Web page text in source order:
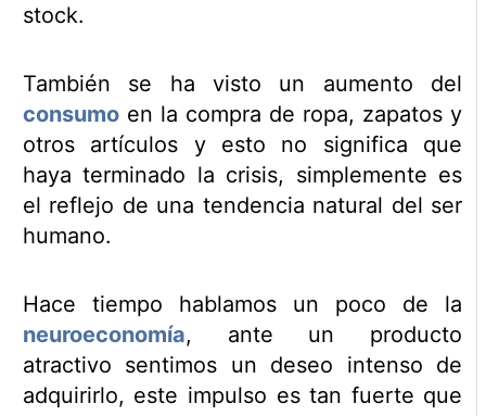
stock.
También se ha visto un aumento del
consumoen la compra de ropa, zapatos y
otros artículos y esto no significa que
haya terminado la crisis, simplemente es
el reflejo de una tendencia natural del ser
humano.
Hace tiempo hablamos un poco de la
neuroeconomía, ante un producto
atractivo sentimos un deseo intenso de
adquirirlo, este impulso es tan fuerte que